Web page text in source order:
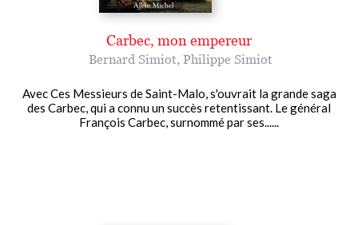
Carbec, mon empereur
Bernard Simiot, Philippe Simiot
Avec Ces Messieurs de Saint-Malo, s'ouvrait la grande saga
des Carbec, qui a connu un succès retentissant. Le général
François Carbec, surnommé par ses......